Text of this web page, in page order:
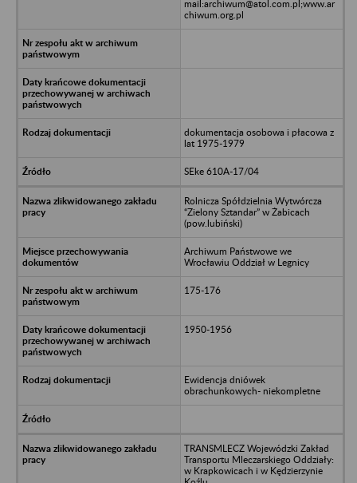
mail:archiwum@atol.com.pl;www.ar
chiwum.org.pl
dokumentacja osobowa i płacowa z
lat 1975-1979
SEke 610A-17/04
Rolnicza Spółdzielnia Wytwórcza
“Zielony Sztandar” w Żabicach
(pow.lubiński)
Archiwum Państwowe we
Wrocławiu Oddział w Legnicy
175-176
1950-1956
Ewidencja dniówek
obrachunkowych- niekompletne
TRANSMLECZ Wojewódzki Zakład
Transportu Mleczarskiego Oddziały:
w Krapkowicach i w Kędzierzynie